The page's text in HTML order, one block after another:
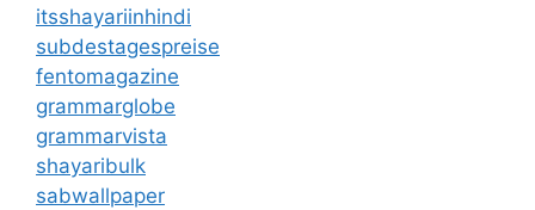
itsshayariinhindi
subdestagespreise
fentomagazine
grammarglobe
grammarvista
shayaribulk
sabwallpaper